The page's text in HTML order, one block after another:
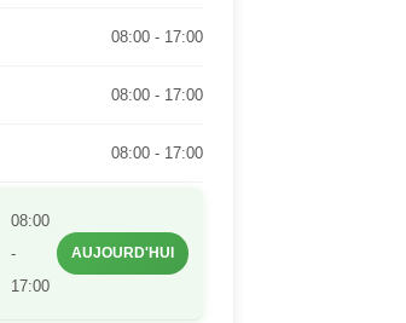
08:00 - 17:00
08:00 - 17:00
08:00 - 17:00
08:00
-
17:00
AUJOURD'HUI